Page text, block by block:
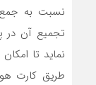
نسبت به
تجمیع آن در
نماید تا
طریق کارت